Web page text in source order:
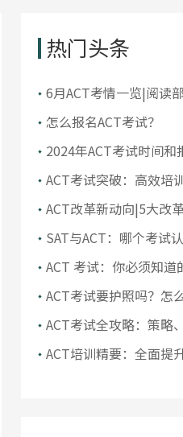
热门头条
6月ACT考情一览|阅读
还是有不小难度
怎么报名ACT考试？
2024年ACT考试时间和
ACT考试突破：高效培
ACT改革新动向|5大改
享!
SAT与ACT：哪个考试
ACT 考试：你必须知道
ACT考试要护照吗？怎
ACT考试全攻略：策略
南
ACT培训精要：全面提